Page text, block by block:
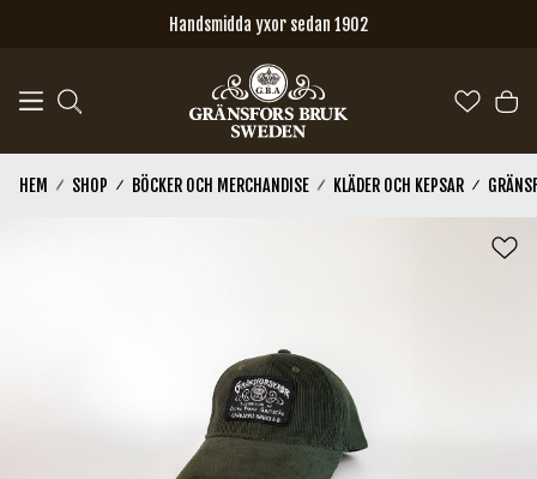
Handsmidda yxor sedan 1902
HEM SHOP BÖCKER OCH MERCHANDISE KLÄDER OCH KEPSAR